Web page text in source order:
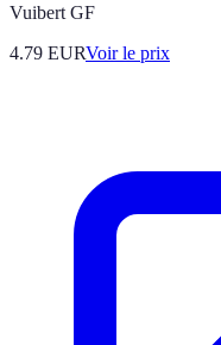
Vuibert GF
4.79 EURVoir le prix